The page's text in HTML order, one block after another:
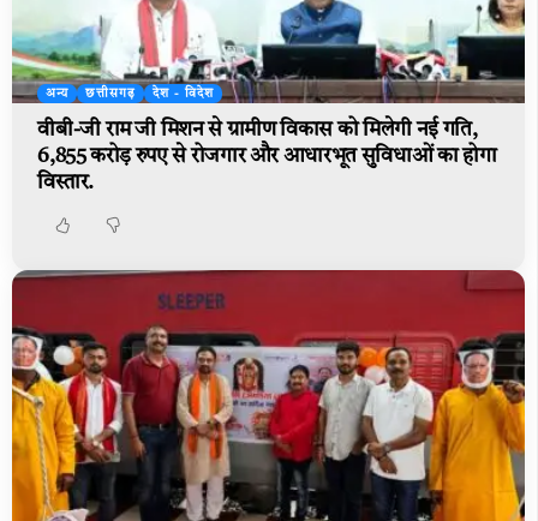
अन्य छत्तीसगढ़ देश - विदेश
वीबी-जी राम जी मिशन से ग्रामीण विकास को मिलेगी नई गति,
6,855 करोड़ रुपए से रोजगार और आधारभूत सुविधाओं का होगा
विस्तार.